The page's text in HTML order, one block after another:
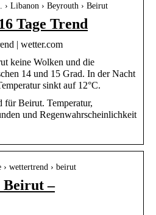
Libanon › Beyrouth › Beirut
Tage Trend
| wetter.com
keine Wolken und die
14 und 15 Grad. In der Nacht
sinkt auf 12°C.
für Beirut. Temperatur,
und Regenwahrscheinlichkeit
wettertrend › beirut
Beirut –